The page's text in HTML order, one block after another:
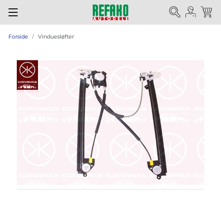
Forside Vinduesløfter